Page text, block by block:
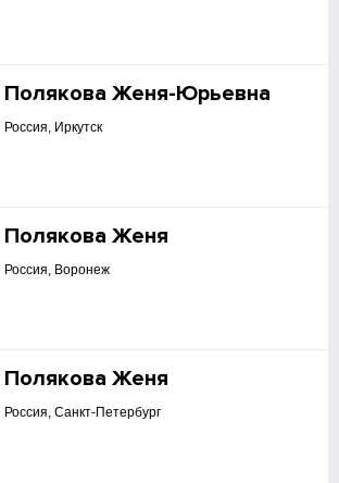
Полякова Женя-Юрьевна
Россия, Иркутск
Полякова Женя
Россия, Воронеж
Полякова Женя
Россия, Санкт-Петербург